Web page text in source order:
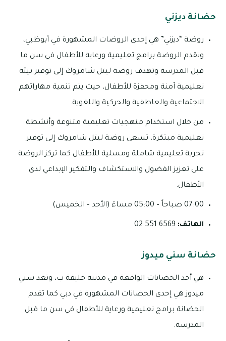
حضانة ديزني
روضة “ديزني” هي إحدى الروضات المشهورة في أبوظبي،
وتقدم الروضة برامج تعليمية ورعاية للأطفال في سن ما
قبل المدرسة وتهدف روضة ليتل شامروك إلى توفير بيئة
تعليمية آمنة ومحفزة للأطفال، حيث يتم تنمية مهاراتهم
الاجتماعية والعاطفية والحركية واللغوية.
من خلال استخدام منهجيات تعليمية متنوعة وأنشطة
تعليمية مبتكرة، تسعى روضة ليتل شامروك إلى توفير
تجربة تعليمية شاملة ومسلية للأطفال كما تركز الروضة
على تعزيز الفضول والاستكشاف والتفكير الإبداعي لدى
الأطفال.
07:00 صباحاً – 05:00 مساءً (الأحد – الخميس)
الهاتف:
حضانة سني ميدوز
هي أحد الحضانات الواقعة في مدينة خليفة ب، وتعد سني
ميدوز هي إحدى الحضانات المشهورة في دبي كما تقدم
الحضانة برامج تعليمية ورعاية للأطفال في سن ما قبل
المدرسة.